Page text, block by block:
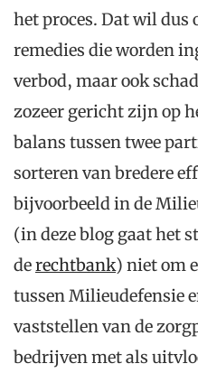
het proces. Dat wil dus
remedies die worden
verbod, maar ook
zozeer gericht zijn op
balans tussen twee
sorteren van bredere
bijvoorbeeld in de
(in deze blog gaat het
derechtbank) niet om
tussen Milieudefensie
vaststellen van de
bedrijven met als